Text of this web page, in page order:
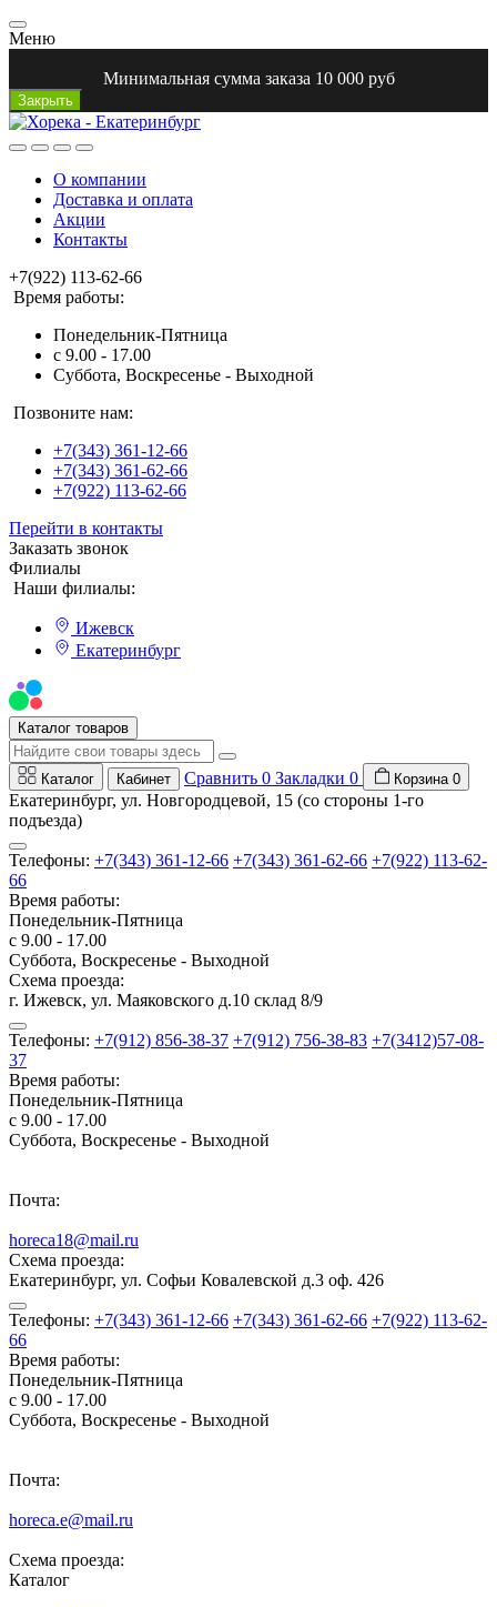
Меню
Минимальная сумма заказа 10 000 руб
Закрыть
О компании
Доставка и оплата
Акции
Контакты
+7(922) 113-62-66
Время работы:
Понедельник-Пятница
с 9.00 - 17.00
Суббота, Воскресенье - Выходной
Позвоните нам:
+7(343) 361-12-66
+7(343) 361-62-66
+7(922) 113-62-66
Перейти в контакты
Заказать звонок
Филиалы
Наши филиалы:
Ижевск
Екатеринбург
Каталог товаров
Каталог Кабинет Сравнить 0 Закладки 0 Корзина 0
Екатеринбург, ул. Новгородцевой, 15 (со стороны 1-го
подъезда)
Телефоны: +7(343) 361-12-66 +7(343) 361-62-66 +7(922) 113-62-
66
Время работы:
Понедельник-Пятница
с 9.00 - 17.00
Суббота, Воскресенье - Выходной
Схема проезда:
г. Ижевск, ул. Маяковского д.10 склад 8/9
Телефоны: +7(912) 856-38-37 +7(912) 756-38-83 +7(3412)57-08-
37
Время работы:
Понедельник-Пятница
с 9.00 - 17.00
Суббота, Воскресенье - Выходной
Почта:
horeca18@mail.ru
Схема проезда:
Екатеринбург, ул. Софьи Ковалевской д.3 оф. 426
Телефоны: +7(343) 361-12-66 +7(343) 361-62-66 +7(922) 113-62-
66
Время работы:
Понедельник-Пятница
с 9.00 - 17.00
Суббота, Воскресенье - Выходной
Почта:
horeca.e@mail.ru
Схема проезда:
Каталог